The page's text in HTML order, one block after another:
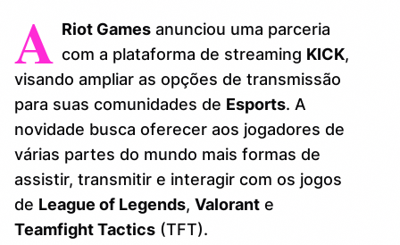
2. Oportunidades para Criadores de Conteúdo
Conclusão
A Riot Gamesanunciou uma parceria
com a plataforma de streaming KICK,
visando ampliar as opções de transmissão
para suas comunidades de Esports. A
novidade busca oferecer aos jogadores de
várias partes do mundo mais formas de
assistir, transmitir e interagir com os jogos
de League of Legends, Valorant e
Teamfight Tactics (TFT).